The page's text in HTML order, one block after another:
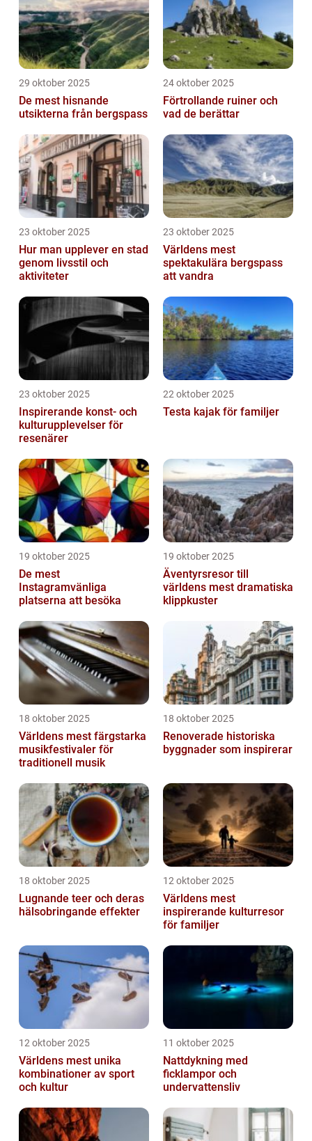
29 oktober 2025
De mest hisnande
utsikterna från bergspass
24 oktober 2025
Förtrollande ruiner och
vad de berättar
23 oktober 2025
Hur man upplever en stad
genom livsstil och
aktiviteter
23 oktober 2025
Världens mest
spektakulära bergspass
att vandra
23 oktober 2025
Inspirerande konst- och
kulturupplevelser för
resenärer
22 oktober 2025
Testa kajak för familjer
19 oktober 2025
De mest
Instagramvänliga
platserna att besöka
19 oktober 2025
Äventyrsresor till
världens mest dramatiska
klippkuster
18 oktober 2025
Världens mest färgstarka
musikfestivaler för
traditionell musik
18 oktober 2025
Renoverade historiska
byggnader som inspirerar
18 oktober 2025
Lugnande teer och deras
hälsobringande effekter
12 oktober 2025
Världens mest
inspirerande kulturresor
för familjer
12 oktober 2025
Världens mest unika
kombinationer av sport
och kultur
11 oktober 2025
Nattdykning med
ficklampor och
undervattensliv